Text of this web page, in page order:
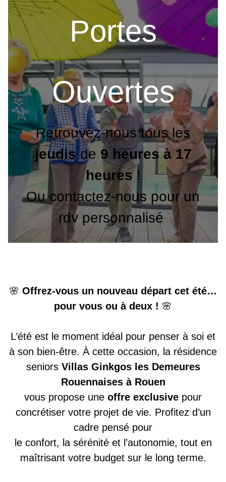
Portes
Ouvertes
Retrouvez-nous tous les
jeudisde 9 heures à 17
heures!
Ou contactez-nous pour un
rdv personnalisé
🌸 Offrez-vous un nouveau départ cet été…
pour vous ou à deux ! 🌸
L’été est le moment idéal pour penser à soi et
à son bien-être. À cette occasion, la résidence
seniors Villas Ginkgos les Demeures
Rouennaises à Rouen
vous propose une offre exclusive pour
concrétiser votre projet de vie. Profitez d’un
cadre pensé pour
le confort, la sérénité et l’autonomie, tout en
maîtrisant votre budget sur le long terme.